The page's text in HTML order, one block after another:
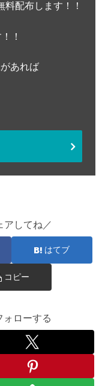
配布します！！
！
あれば
アしてね／
はてブ
コピー
ォローする